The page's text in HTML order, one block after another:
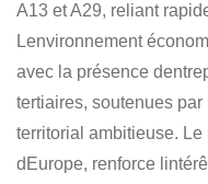
A13 et A29, reliant
Lenvironnement
avec la présence
tertiaires, soutenues
territorial ambitieuse. Le
dEurope, renforce